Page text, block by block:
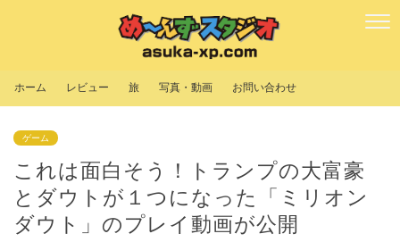
ホーム レビュー 旅 写真・動画 お問い合わせ
ゲーム
これは面白そう！トランプの大富豪
とダウトが１つになった「ミリオン
ダウト」のプレイ動画が公開